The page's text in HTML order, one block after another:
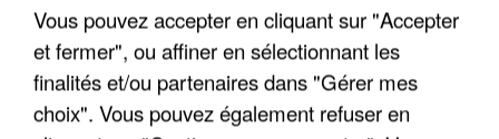
UN SECOND CADRE DE LA DZ MAFIA
INTERPELLÉ EN ALGÉRIE
Vous pouvez accepter en cliquant sur "Accepter
et fermer", ou affiner en sélectionnant les
finalités et/ou partenaires dans "Gérer mes
choix". Vous pouvez également refuser en